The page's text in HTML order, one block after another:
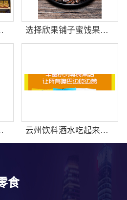
度快吗 选择欣果铺子蜜饯果脯 自己当老板赚钱创业好项目
大上手快 云州饮料酒水吃起来口感很好
食